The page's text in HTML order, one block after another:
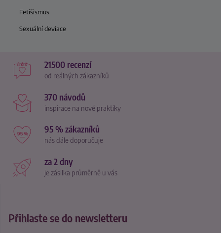
Fetišismus
Sexuální deviace
21500 recenzí
od reálných zákazníků
370 návodů
inspirace na nové praktiky
95 % zákazníků
nás dále doporučuje
za 2 dny
je zásilka průměrně u vás
Přihlaste se do newsletteru